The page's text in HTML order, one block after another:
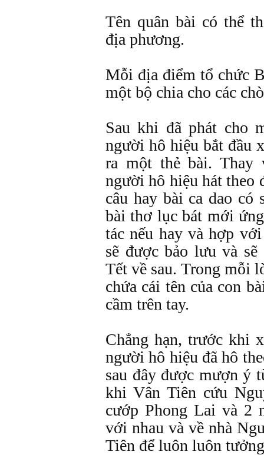
Tên quân bài có thể
địa phương.
Mỗi địa điểm tổ chức
một bộ chia cho các
Sau khi đã phát cho
người hô hiệu bắt đầu
ra một thẻ bài. Thay
người hô hiệu hát theo
câu hay bài ca dao có
bài thơ lục bát mới
tác nếu hay và hợp
sẽ được bảo lưu và
Tết về sau. Trong mỗi
chứa cái tên của con
cầm trên tay.
Chẳng hạn, trước khi
người hô hiệu đã hô
sau đây được mượn ý
khi Vân Tiên cứu
cướp Phong Lai và 2
với nhau và về nhà
Tiên để luôn luôn